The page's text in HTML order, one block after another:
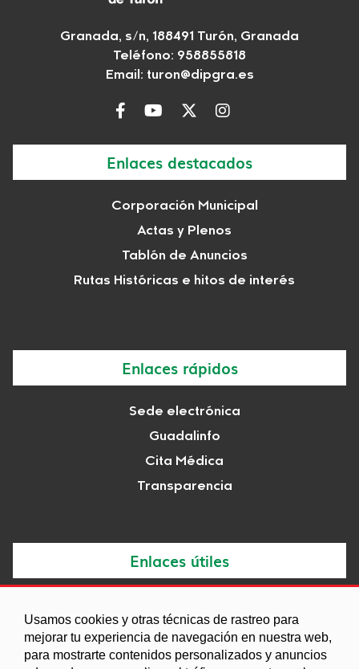
Usamos cookies y otras técnicas de rastreo para
mejorar tu experiencia de navegación en nuestra web,
para mostrarte contenidos personalizados y anuncios
Granada, s/n, 188491 Turón, Granada
Teléfono: 958855818
Email: turon@dipgra.es
Enlaces destacados
Corporación Municipal
Actas y Plenos
Tablón de Anuncios
Rutas Históricas e hitos de interés
Enlaces rápidos
Sede electrónica
Guadalinfo
Cita Médica
Transparencia
Enlaces útiles
Agenda
Ordenanzas